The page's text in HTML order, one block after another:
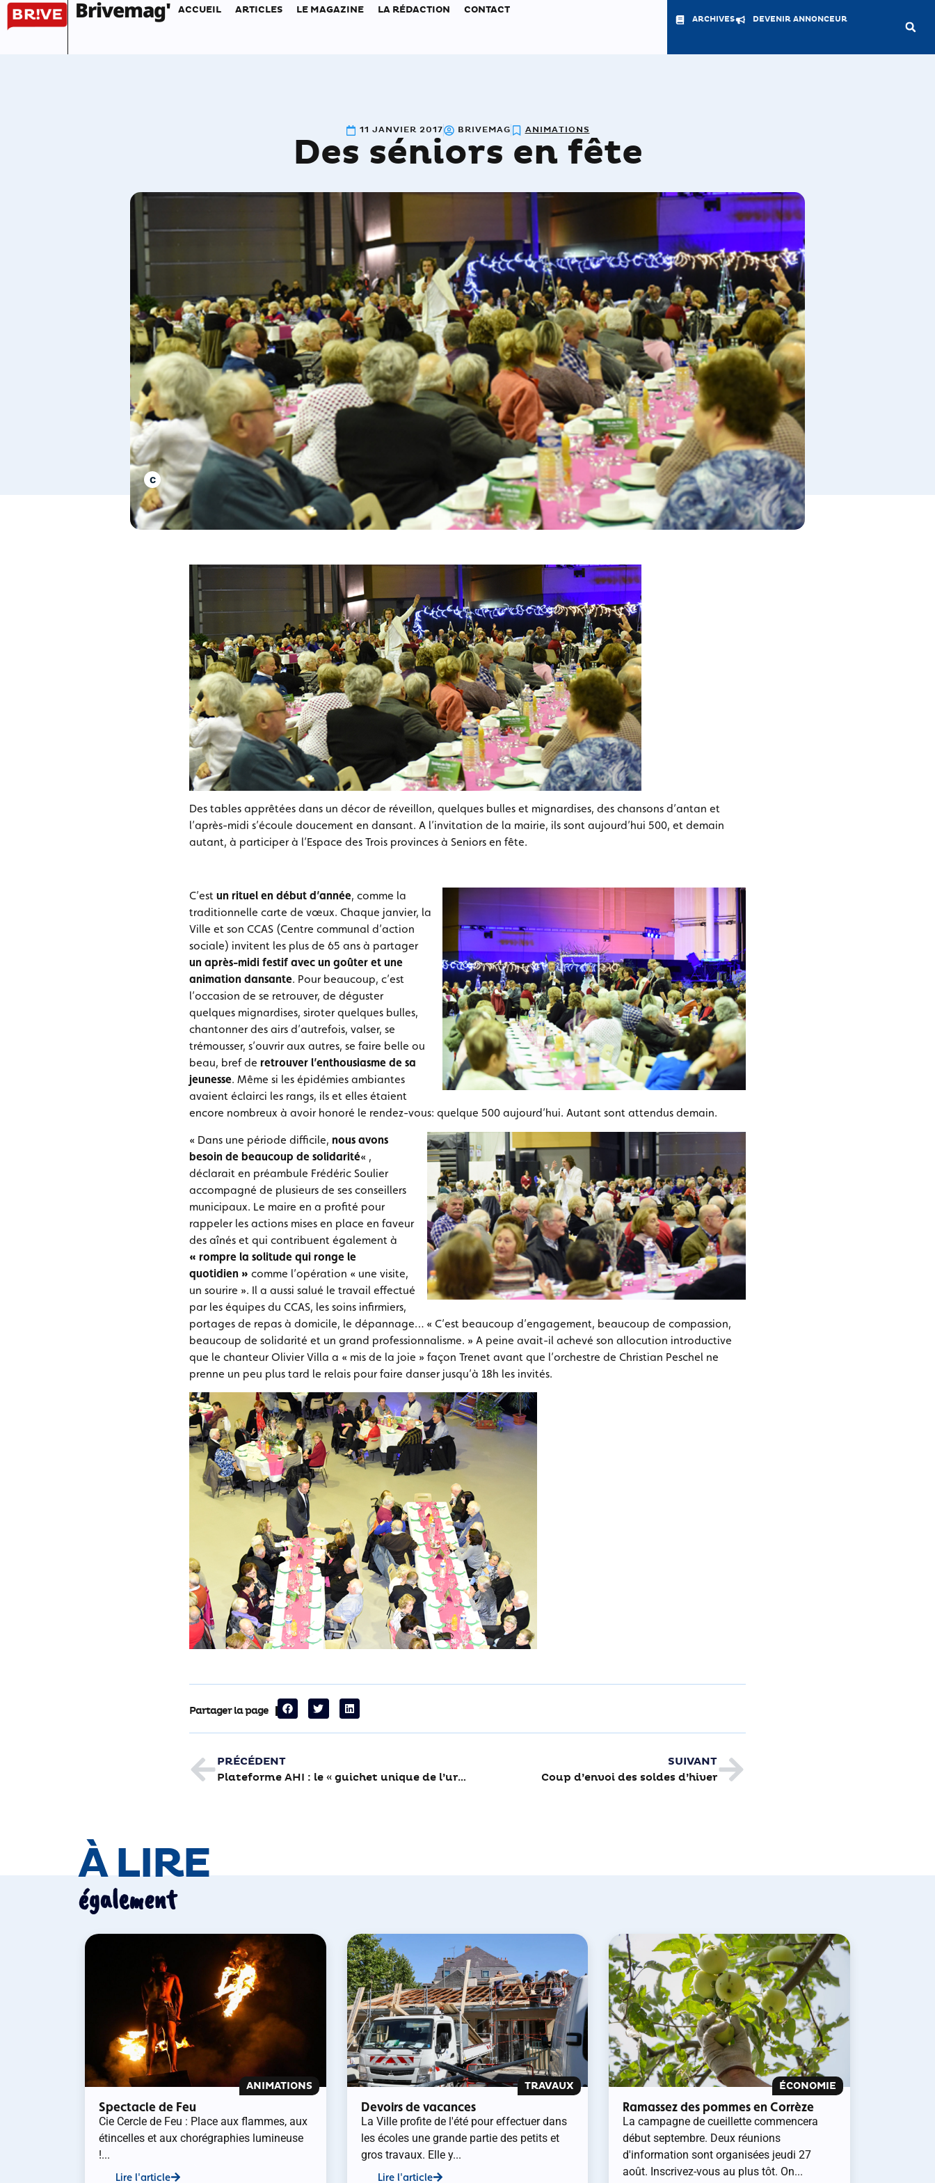
Brivemag' ACCUEIL ARTICLES LE MAGAZINE LA RÉDACTION CONTACT
ARCHIVES DEVENIR ANNONCEUR
11 JANVIER 2017 BRIVEMAG ANIMATIONS
Des séniors en fête
Des tables apprêtées dans un décor de réveillon, quelques bulles et mignardises, des chansons d’antan et
l’après-midi s’écoule doucement en dansant. A l’invitation de la mairie, ils sont aujourd’hui 500, et demain
autant, à participer à l’Espace des Trois provinces à Seniors en fête.
C’est un rituel en début d’année, comme la
traditionnelle carte de vœux. Chaque janvier, la
Ville et son CCAS (Centre communal d’action
sociale) invitent les plus de 65 ans à partager
un après-midi festif avec un goûter et une
animation dansante. Pour beaucoup, c’est
l’occasion de se retrouver, de déguster
quelques mignardises, siroter quelques bulles,
chantonner des airs d’autrefois, valser, se
trémousser, s’ouvrir aux autres, se faire belle ou
beau, bref de retrouver l’enthousiasme de sa
jeunesse. Même si les épidémies ambiantes
avaient éclairci les rangs, ils et elles étaient
encore nombreux à avoir honoré le rendez-vous: quelque 500 aujourd’hui. Autant sont attendus demain.
« Dans une période difficile, nous avons
besoin de beaucoup de solidarité« ,
déclarait en préambule Frédéric Soulier
accompagné de plusieurs de ses conseillers
municipaux. Le maire en a profité pour
rappeler les actions mises en place en faveur
des aînés et qui contribuent également à
« rompre la solitude qui ronge le
quotidien » comme l’opération « une visite,
un sourire ». Il a aussi salué le travail effectué
par les équipes du CCAS, les soins infirmiers,
portages de repas à domicile, le dépannage… « C’est beaucoup d’engagement, beaucoup de compassion,
beaucoup de solidarité et un grand professionnalisme. » A peine avait-il achevé son allocution introductive
que le chanteur Olivier Villa a « mis de la joie » façon Trenet avant que l’orchestre de Christian Peschel ne
prenne un peu plus tard le relais pour faire danser jusqu’à 18h les invités.
Partager la page
PRÉCÉDENT
Plateforme AHI : le « guichet unique de l’urgence sociale »
SUIVANT
Coup d’envoi des soldes d’hiver
À LIRE
également
ANIMATIONS
Spectacle de Feu
Cie Cercle de Feu : Place aux flammes, aux
étincelles et aux chorégraphies lumineuse
!...
Lire l'article
TRAVAUX
Devoirs de vacances
La Ville profite de l'été pour effectuer dans
les écoles une grande partie des petits et
gros travaux. Elle y...
Lire l'article
ÉCONOMIE
Ramassez des pommes en Corrèze
La campagne de cueillette commencera
début septembre. Deux réunions
d'information sont organisées jeudi 27
août. Inscrivez-vous au plus tôt. On...